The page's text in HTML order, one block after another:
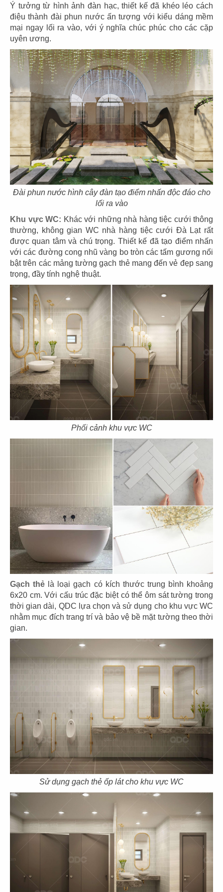
Ý tưởng từ hình ảnh đàn hạc, thiết kế đã khéo léo cách
điệu thành đài phun nước ấn tượng với kiểu dáng mềm
mại ngay lối ra vào, với ý nghĩa chúc phúc cho các cặp
uyên ương.
Đài phun nước hình cây đàn tạo điểm nhấn độc đáo cho
lối ra vào
Khu vực WC: Khác với những nhà hàng tiệc cưới thông
thường, không gian WC nhà hàng tiệc cưới Đà Lạt rất
được quan tâm và chú trọng. Thiết kế đã tạo điểm nhấn
với các đường cong nhũ vàng bo tròn các tấm gương nổi
bật trên các mảng tường gạch thẻ mang đến vẻ đẹp sang
trọng, đầy tính nghệ thuật.
Phối cảnh khu vực WC
Gạch thẻ là loại gạch có kích thước trung bình khoảng
6x20 cm. Với cấu trúc đặc biệt có thể ôm sát tường trong
thời gian dài, QDC lựa chọn và sử dụng cho khu vực WC
nhằm mục đích trang trí và bảo vệ bề mặt tường theo thời
gian.
Sử dụng gạch thẻ ốp lát cho khu vực WC
71
BẾP TRUNG TÂM
72
JOLLIBEE
CN Cần Thơ
73
JOLLIBEE
CN Long Khánh
74
JOLLIBEE
CN Vĩnh Long
75
HẢI SẢN HOÀNG GIA
CN Mũi Né
76
HẢI SẢN HOÀNG GIA
77
HẢI SẢN HOÀNG GIA
CN Ba tháng hai - Q.10
78
HẢI SẢN HOÀNG GIA
CN Nguyễn Văn Linh - Q.7
79 80
HẢI SẢN HOÀNG GIA
CN Quốc Hương - Q.2
81
HẢI SẢN HOÀNG GIA
CN Trần Hưng Đạo - Q.1
82
BARTELS
CN Sonatus Building
BARTELS
CN Thảo Điền, Q.2
TAO CHA
CN Thủ Dầu Một
85
IPPUDO RAMEN
CN Lê Thánh Tôn - Q.1
JIN DIN ROU
CN Vincom Đồng Khởi - Q.1
88
SUSHI WAY
CN Phạm Ngọc Thạch - Q.3